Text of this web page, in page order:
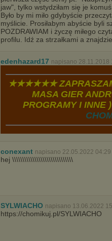
jaw", tylko wstydziłam się je
Było by mi miło gdybyście
myślicie. Prosiłabym abyście byli
POZDRAWIAM i życzę miłego
profilu. Idź za strzałkami a
edenhazard17 napisano 28.11.2018
★★★★★★
MASA GIER
PROGRAMY I INNE
conexant napisano 22.05.2022 04:29
hej \\\\\\\\\\\\\\\\\\\\\\\\\\\\\\
SYLWIACHO napisano 13.06.2022
https://chomikuj.pl/SYLWIACHO